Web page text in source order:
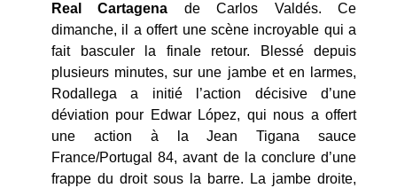
Real
Cartagena de Carlos Valdés. Ce
dimanche, il a offert une scène incroyable qui a
fait basculer la finale retour. Blessé depuis
plusieurs minutes, sur une jambe et en larmes,
Rodallega a initié l’action décisive d’une
déviation pour Edwar López, qui nous a offert
une action à la Jean Tigana sauce
France/Portugal 84, avant de la conclure d’une
frappe du droit sous la barre. La jambe droite,